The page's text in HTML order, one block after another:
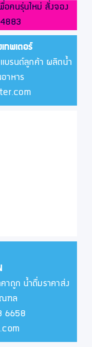
ทพเตอร์
บรนด์ลูกค้า ผลิตน้ำ
าหาร
าถูก น้ำดื่มราคาส่ง
ฑล
6658